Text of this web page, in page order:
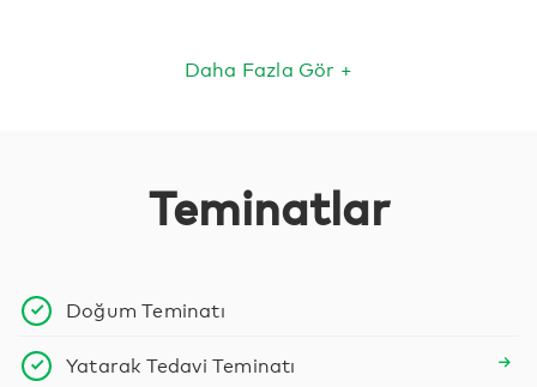
Daha Fazla Gör +
Teminatlar
Doğum Teminatı
Yatarak Tedavi Teminatı